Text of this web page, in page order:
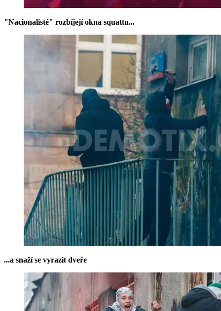
"Nacionalisté" rozbíjejí okna squattu...
...a snaží se vyrazit dveře